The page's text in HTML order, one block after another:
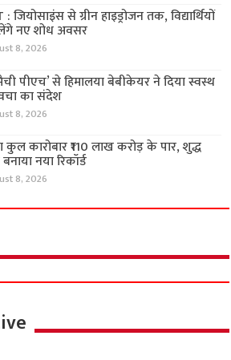
: जियोसाइंस से ग्रीन हाइड्रोजन तक, विद्यार्थियों
नए शोध अवसर
8, 2026
पीएच’ से हिमालया बेबीकेयर ने दिया स्वस्थ
का संदेश
8, 2026
कुल कारोबार ₹110 लाख करोड़ के पार, शुद्ध
नया रिकॉर्ड
8, 2026